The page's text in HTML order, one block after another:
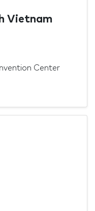
Vietnam
Center